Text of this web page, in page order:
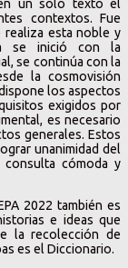
en un solo texto el
contextos. Fue
realiza esta noble y
se inició con la
se continúa con la
la cosmovisión
los aspectos
exigidos por
es necesario
generales. Estos
unanimidad del
cómoda y
2022 también es
e ideas que
la recolección de
es el Diccionario.